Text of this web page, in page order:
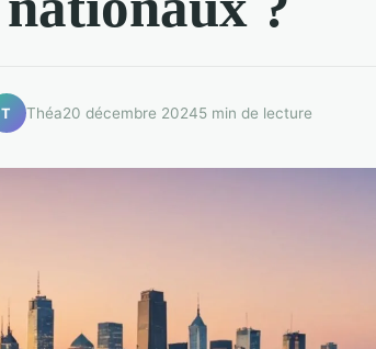
T Théa20 décembre 20245 min de lecture